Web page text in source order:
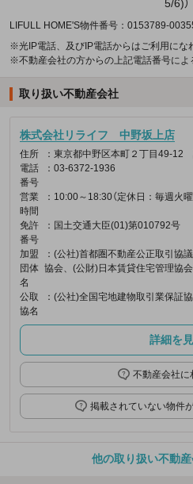
5/6)）
LIFULL HOME'S物件番号：0153789-
※光IP電話、及びIP電話からはご利用にな
※不動産会社の方からの上記電話番号によ
取り扱い不動産会社
株式会社リライフ 中野坂上店
住所
：東京都中野区本町２丁目49-12
電話
番号
：03-6372-1936
営業
時間
：10:00～18:30（定休日：毎週火
免許
番号
：国土交通大臣(01)第010792号
加盟
団体
名
：(公社)首都圏不動産公正取引協
協会、(公財)日本賃貸住宅管理協
公取
協名
：(公社)全国宅地建物取引業保証
詳細を
不動産会社に
掲載されていない物件
他の取り扱い不動